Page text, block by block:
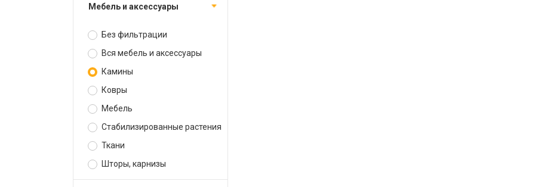
Мебель и аксессуары
Без фильтрации
Вся мебель и аксессуары
Камины
Ковры
Мебель
Стабилизированные растения
Ткани
Шторы, карнизы